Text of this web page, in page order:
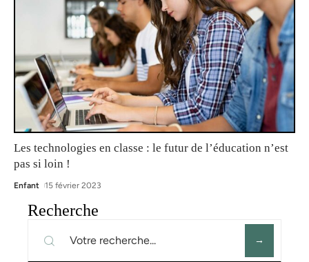
Les technologies en classe : le futur de l’éducation n’est
pas si loin !
Enfant 15 février 2023
Recherche